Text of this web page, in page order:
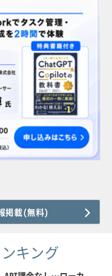
掲載(無料)
キング